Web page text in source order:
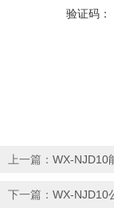
验证码：
上一篇： WX-NJD10
下一篇： WX-NJD10